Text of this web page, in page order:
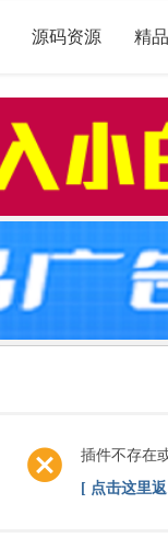
源码资源 精
插件不存在
[ 点击这里